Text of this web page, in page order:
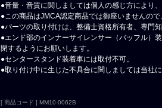
●音量・音質に関しましては個人の感じ方により
●この商品はJMCA認定商品では御座いませんので
●パーツの取り付けは、整備士資格所有者、専門
●エンド部のインナーサイレンサー（バッフル）
閉するようにお願いします。
●センタースタンド装着車には取付不可。
●取り付け中に生じた不具合に関しましては当社
[ 商品コード ] MM10-0062B